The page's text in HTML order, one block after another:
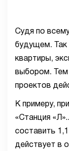
Судя по
будущем. Так
квартиры,
выбором. Тем
проектов
К примеру,
«Станция
составить
действует в